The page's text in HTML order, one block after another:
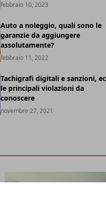
febbraio 10, 2023
Auto a noleggio, quali sono le
garanzie da aggiungere
assolutamente?
febbraio 11, 2022
Tachigrafi digitali e sanzioni,
le principali violazioni da
conoscere
novembre 27, 2021